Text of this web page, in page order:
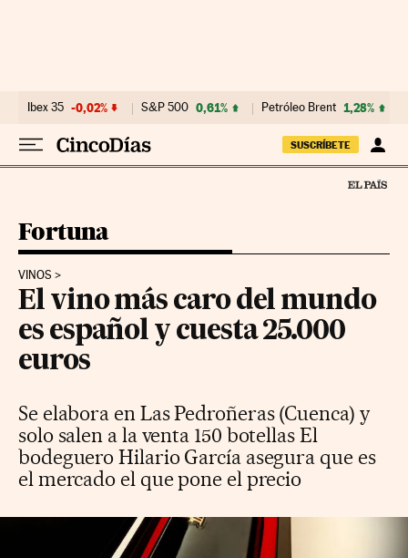
Ibex 35 -0,02% S&P 500 0,61% Petróleo Brent 1,28%
SUSCRÍBETE
Fortuna
VINOS
El vino más caro del mundo
es español y cuesta 25.000
euros
Se elabora en Las Pedroñeras (Cuenca) y
solo salen a la venta 150 botellas El
bodeguero Hilario García asegura que es
el mercado el que pone el precio